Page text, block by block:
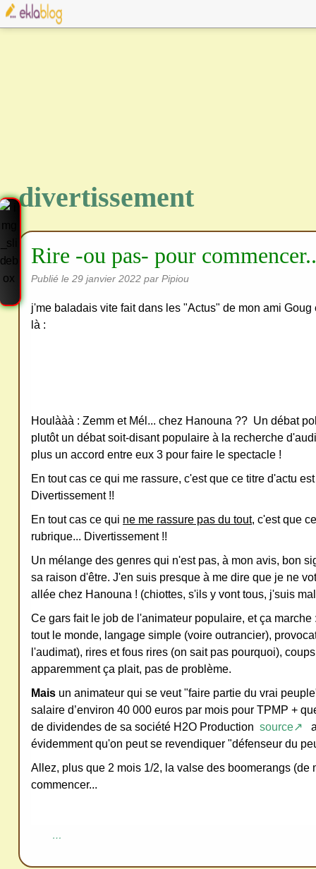
divertissement
Rire -ou pas- pour
Publié le 29 janvier 2022 par Pipiou
j'me baladais vite fait dans les "Actus" de mon ami Goug
là :
Houlààà : Zemm et Mél... chez Hanouna ?? Un débat
plutôt un débat soit-disant populaire à la recherche
plus un accord entre eux 3 pour faire le spectacle !
En tout cas ce qui me rassure, c'est que ce titre d'actu
Divertissement !!
En tout cas ce qui ne me rassure pas du tout, c'est que
rubrique... Divertissement !!
Un mélange des genres qui n'est pas, à mon avis, bon
sa raison d'être. J'en suis presque à me dire que je ne
allée chez Hanouna ! (chiottes, s'ils y vont tous, j'suis
Ce gars fait le job de l'animateur populaire, et ça marche
tout le monde, langage simple (voire outrancier),
l'audimat), rires et fous rires (on sait pas pourquoi),
apparemment ça plait, pas de problème.
Mais un animateur qui se veut "faire partie du vrai
salaire d’environ 40 000 euros par mois pour TPMP +
de dividendes de sa société H2O Production source↗
évidemment qu'on peut se revendiquer "défenseur du
Allez, plus que 2 mois 1/2, la valse des boomerangs (de
commencer...
…